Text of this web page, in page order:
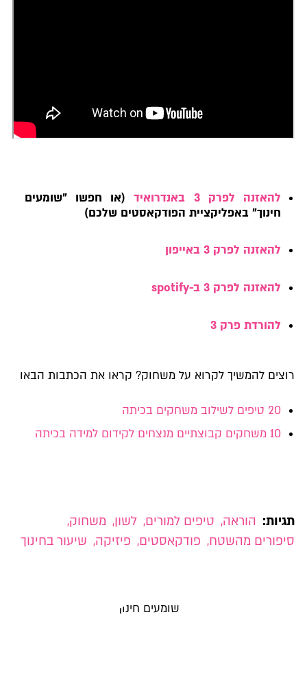
להאזנה לפרק 3 באנדרואיד
(או חפשו "שומעים
חינוך" באפליקציית הפודקאסטים שלכם)
להאזנה לפרק 3 באייפון
להאזנה לפרק 3 ב-spotify
להורדת פרק 3
רוצים להמשיך לקרוא על משחוק? קראו את הכתבות הבאו
20 טיפים לשילוב משחקים בכיתה
10 משחקים קבוצתיים מנצחים לקידום למידה בכיתה
תגיות: הוראה, טיפים למורים, לשון, משחוק,
סיפורים מהשטח, פודקאסטים, פיזיקה, שיעור בחינוך